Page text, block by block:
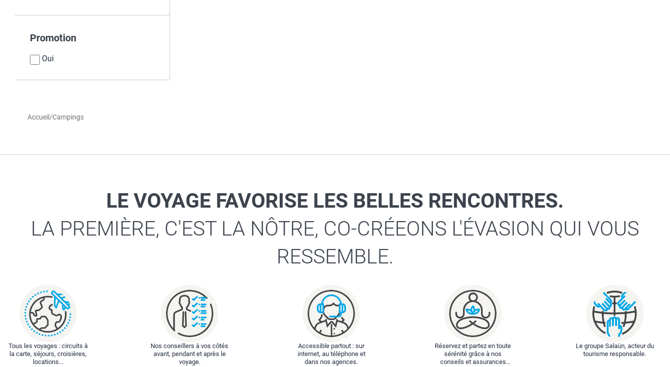
Promotion
Oui
Accueil /Campings
LE VOYAGE FAVORISE LES BELLES RENCONTRES.
LA PREMIÈRE, C'EST LA NÔTRE, CO-CRÉEONS L'ÉVASION QUI VOUS
RESSEMBLE.
Tous les voyages : circuits à
la carte, séjours, croisières,
locations...
Nos conseillers à vos côtés
avant, pendant et après le
voyage.
Accessible partout : sur
internet, au téléphone et
dans nos agences.
Réservez et partez en toute
sérénité grâce à nos
conseils et assurances
Le groupe Salaün, acteur du
tourisme responsable.